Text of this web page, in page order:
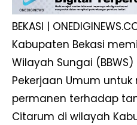
BEKASI |
Kabupaten Bekasi
Wilayah Sungai
Pekerjaan Umum
permanen terhadap
Citarum di wilayah